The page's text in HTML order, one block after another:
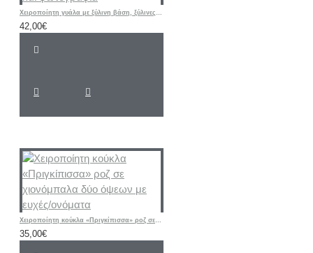
Χειροποίητη γυάλα με ξύλινη βάση, ξύλινες καρδιές και φωτογραφία
42,00€
Χειροποίητη κούκλα «Πριγκίπισσα» ροζ σε χιονόμπαλα δύο όψεων με ευχές/ονόματα
35,00€